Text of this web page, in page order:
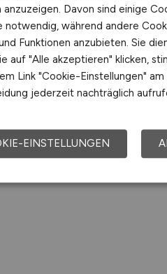
anzuzeigen. Davon sind einige
notwendig, während andere
Funktionen anzubieten. Sie
auf "Alle akzeptieren" klicken,
Link "Cookie-Einstellungen"
jederzeit nachträglich
EINSTELLUNGEN